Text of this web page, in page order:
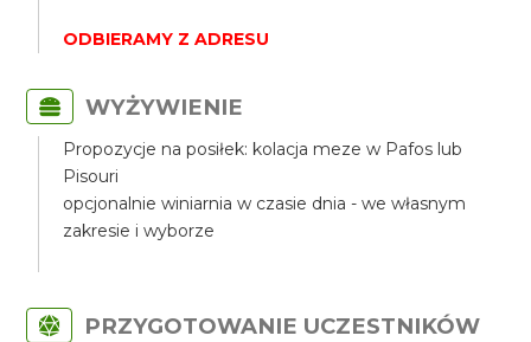
ODBIERAMY Z ADRESU
WYŻYWIENIE
Propozycje na posiłek: kolacja meze w Pafos lub
Pisouri
opcjonalnie winiarnia w czasie dnia - we własnym
zakresie i wyborze
PRZYGOTOWANIE UCZESTNIKÓW